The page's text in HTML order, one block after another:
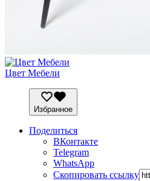
Цвет Мебели
Избранное
Поделиться
ВКонтакте
Telegram
WhatsApp
Скопировать ссылку